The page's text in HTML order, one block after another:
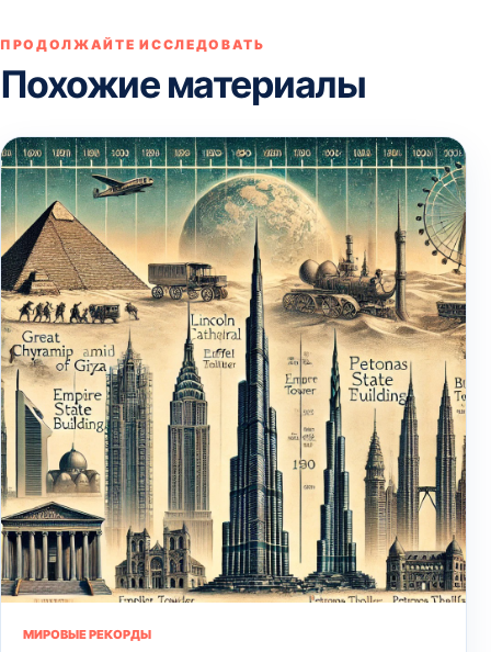
ПРОДОЛЖАЙТЕ ИССЛЕДОВАТЬ
Похожие материалы
МИРОВЫЕ РЕКОРДЫ